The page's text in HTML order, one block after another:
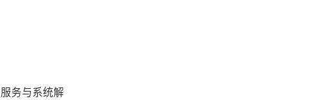
务与系统解